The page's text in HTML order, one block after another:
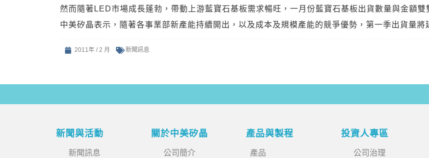
然而隨著LED市場成長蓬勃，帶動上游藍寶石基板需求暢旺，一月份藍寶石基板出貨數量與金額雙
中美矽晶表示，隨著各事業部新產能持續開出，以及成本及規模產能的競爭優勢，第一季出貨量
2011年 / 2 月 新聞訊息
新聞與活動
新聞訊息
關於中美矽晶
公司簡介
產品與製程
產品
投資人專區
公司治理